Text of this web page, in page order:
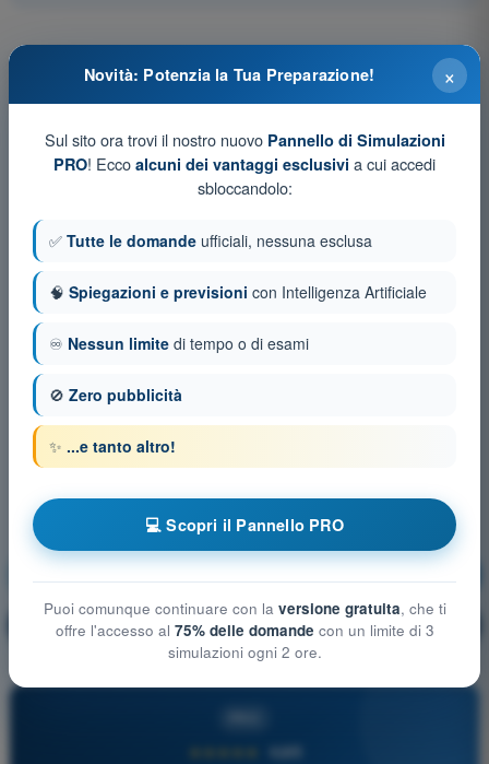
🔒 PRO Spiegazione domanda
4,6/5
×
Novità: Potenzia la Tua Preparazione!
Sul sito ora trovi il nostro nuovo Pannello di Simulazioni
PRO! Ecco alcuni dei vantaggi esclusivi a cui accedi
sbloccandolo:
✅ Tutte le domande ufficiali, nessuna esclusa
🧠 Spiegazioni e previsioni con Intelligenza Artificiale
♾️ Nessun limite di tempo o di esami
🚫 Zero pubblicità
✨ ...e tanto altro!
💻 Scopri il Pannello PRO
Puoi comunque continuare con la versione gratuita, che ti
offre l'accesso al 75% delle domande con un limite di 3
simulazioni ogni 2 ore.